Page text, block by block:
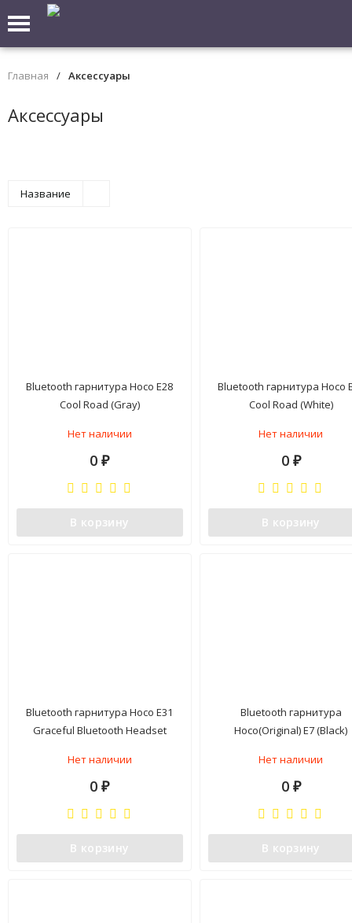
Главная / Аксессуары
Аксессуары
Название
Bluetooth гарнитура Hoco E28
Cool Road (Gray)
Нет наличии
0₽
В корзину
Bluetooth гарнитура Hoco
Cool Road (White)
Нет наличии
0 ₽
В корзину
Bluetooth гарнитура Hoco E31
Graceful Bluetooth Headset
Нет наличии
0₽
В корзину
Bluetooth гарнитура
Hoco(Original) E7 (Black)
Нет наличии
0 ₽
В корзину